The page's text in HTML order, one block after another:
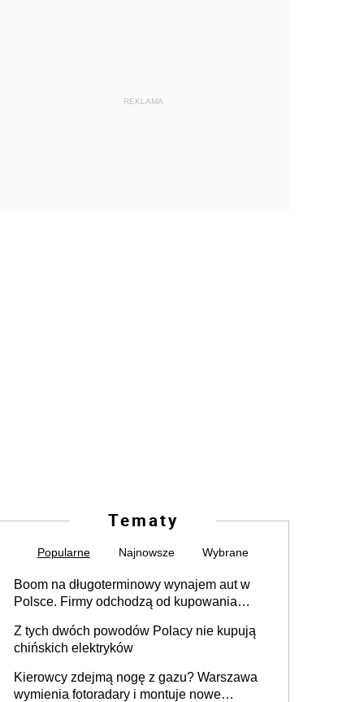
REKLAMA
Tematy
Popularne Najnowsze Wybrane
Boom na długoterminowy wynajem aut w
Polsce. Firmy odchodzą od kupowania
Z tych dwóch powodów Polacy nie kupują
chińskich elektryków
Kierowcy zdejmą nogę z gazu? Warszawa
wymienia fotoradary i montuje nowe